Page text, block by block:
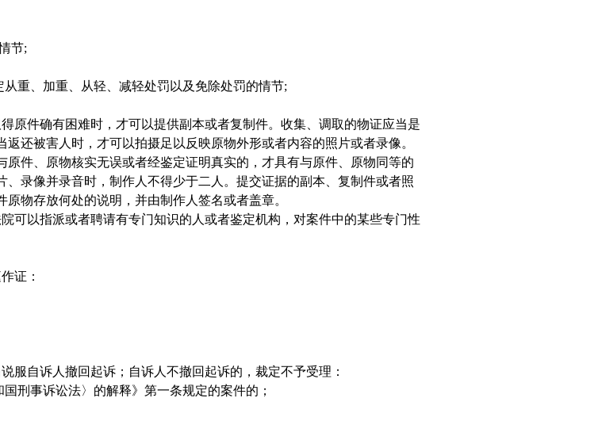
节;
重、加重、从轻、减轻处罚以及免除处罚的情节;
原件确有困难时，才可以提供副本或者复制件。收集、调取的物证应当是
还被害人时，才可以拍摄足以反映原物外形或者内容的照片或者录像。
件、原物核实无误或者经鉴定证明真实的，才具有与原件、原物同等的
录像并录音时，制作人不得少于二人。提交证据的副本、复制件或者照
物存放何处的说明，并由制作人签名或者盖章。
可以指派或者聘请有专门知识的人或者鉴定机构，对案件中的某些专门性
证：
服自诉人撤回起诉；自诉人不撤回起诉的，裁定不予受理：
刑事诉讼法〉的解释》第一条规定的案件的；